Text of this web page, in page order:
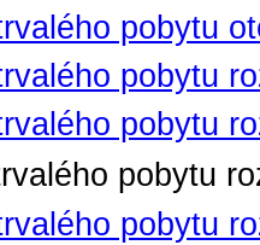
pobytu
pobytu
pobytu
pobytu
pobytu